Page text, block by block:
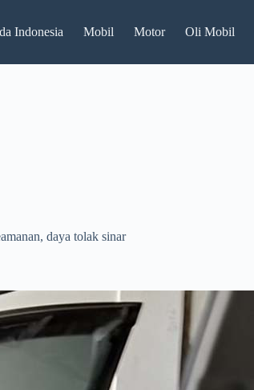
Indonesia Mobil Motor Oli Mobil
daya tolak sinar